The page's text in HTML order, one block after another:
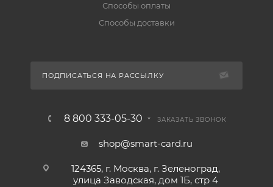
Способы оплаты
Способы доставки
ПОДПИСАТЬСЯ НА РАССЫЛКУ
8 800 333-05-30 ЗАКАЗАТЬ ЗВОНОК
shop@smart-card.ru
124365, г. Москва, г. Зеленоград,
улица Заводская, дом 1Б, стр 4